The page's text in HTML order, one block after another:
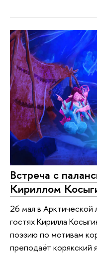
Встреча с
Кириллом
26 мая в Арктической
гостях Кирилла
поэзию по мотивам
преподаёт корякский